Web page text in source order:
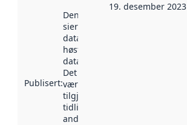
Publisert:
Denne datoen
sier når
datasettet ble
høstet av
data.norge.no.
Det kan ha
vært
tilgjengelig
tidligere
andre steder.
19. desember 2023